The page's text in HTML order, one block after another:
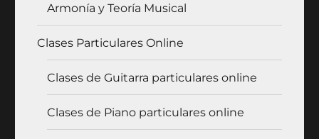
Armonía y Teoría Musical
Clases Particulares Online
Clases de Guitarra particulares online
Clases de Piano particulares online